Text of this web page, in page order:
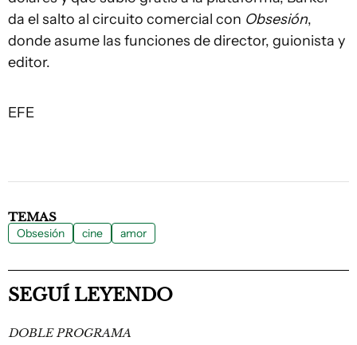
da el salto al circuito comercial con Obsesión,
donde asume las funciones de director, guionista y
editor.
EFE
TEMAS
Obsesión cine amor
SEGUÍ LEYENDO
DOBLE PROGRAMA